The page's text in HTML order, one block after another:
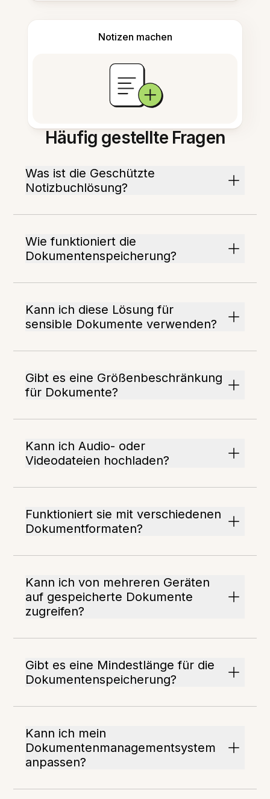
Notizen machen
Häufig gestellte Fragen
Was ist die Geschützte
Notizbuchlösung?
Wie funktioniert die
Dokumentenspeicherung?
Kann ich diese Lösung für
sensible Dokumente verwenden?
Gibt es eine Größenbeschränkung
für Dokumente?
Kann ich Audio- oder
Videodateien hochladen?
Funktioniert sie mit verschiedenen
Dokumentformaten?
Kann ich von mehreren Geräten
auf gespeicherte Dokumente
zugreifen?
Gibt es eine Mindestlänge für die
Dokumentenspeicherung?
Kann ich mein
Dokumentenmanagementsystem
anpassen?